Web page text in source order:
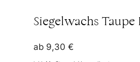
Siegelwachs Taupe
ab 9,30 €